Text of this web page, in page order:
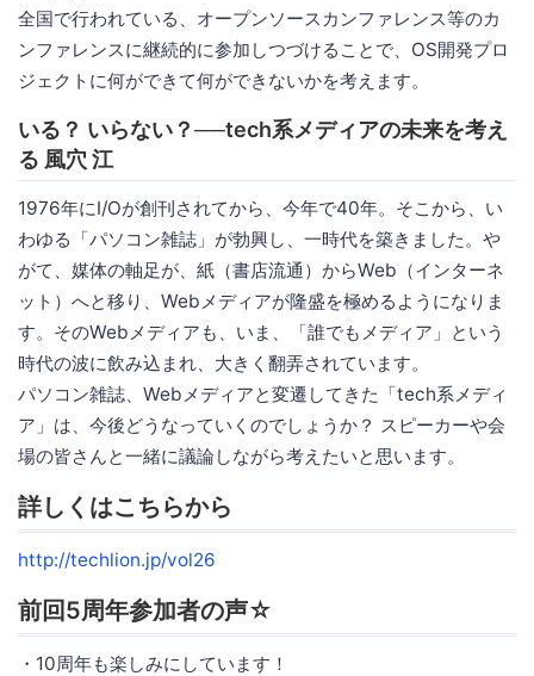
全国で行われている、オープンソースカンファレンス等のカ
ンファレンスに継続的に参加しつづけることで、OS開発プロ
ジェクトに何ができて何ができないかを考えます。
いる？ いらない？──tech系メディアの未来を考え
る 風穴 江
1976年にI/Oが創刊されてから、今年で40年。そこから、い
わゆる「パソコン雑誌」が勃興し、一時代を築きました。や
がて、媒体の軸足が、紙（書店流通）からWeb（インターネ
ット）へと移り、Webメディアが隆盛を極めるようになりま
す。そのWebメディアも、いま、「誰でもメディア」という
時代の波に飲み込まれ、大きく翻弄されています。
パソコン雑誌、Webメディアと変遷してきた「tech系メディ
ア」は、今後どうなっていくのでしょうか？ スピーカーや会
場の皆さんと一緒に議論しながら考えたいと思います。
詳しくはこちらから
http://techlion.jp/vol26
前回5周年参加者の声☆
・10周年も楽しみにしています！